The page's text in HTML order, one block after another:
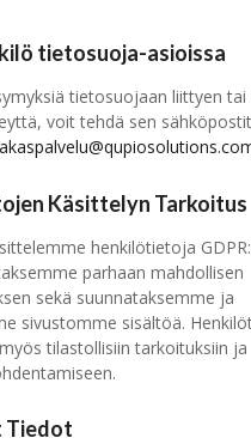
tietosuoja-asioissa
tietosuojaan liittyen
voit tehdä sen
Käsittelyn Tarkoitus
henkilötietoja
parhaan mahdollisen
sekä suunnataksemme ja
sivustomme sisältöä.
tilastollisiin tarkoituksiin ja
Tiedot